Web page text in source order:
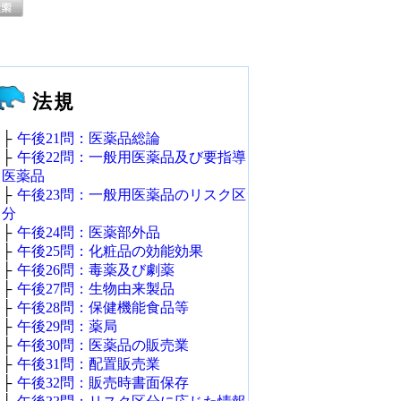
法規
├ 午後21問：医薬品総論
├ 午後22問：一般用医薬品及び要指導
医薬品
├ 午後23問：一般用医薬品のリスク区
分
├ 午後24問：医薬部外品
├ 午後25問：化粧品の効能効果
├ 午後26問：毒薬及び劇薬
├ 午後27問：生物由来製品
├ 午後28問：保健機能食品等
├ 午後29問：薬局
├ 午後30問：医薬品の販売業
├ 午後31問：配置販売業
├ 午後32問：販売時書面保存